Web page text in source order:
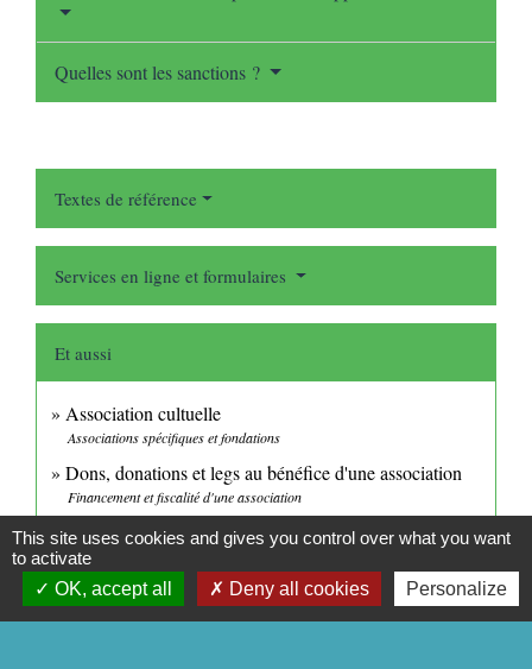
Quelles sont les sanctions ?
Textes de référence
Services en ligne et formulaires
Et aussi
Association cultuelle
Associations spécifiques et fondations
Dons, donations et legs au bénéfice d'une association
Financement et fiscalité d'une association
Signaler une erreur sur cette page
This site uses cookies and gives you control over what you want
to activate
OK, accept all
Deny all cookies Personalize